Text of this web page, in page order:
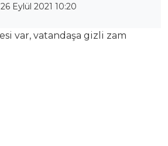
26 Eylül 2021 10:20